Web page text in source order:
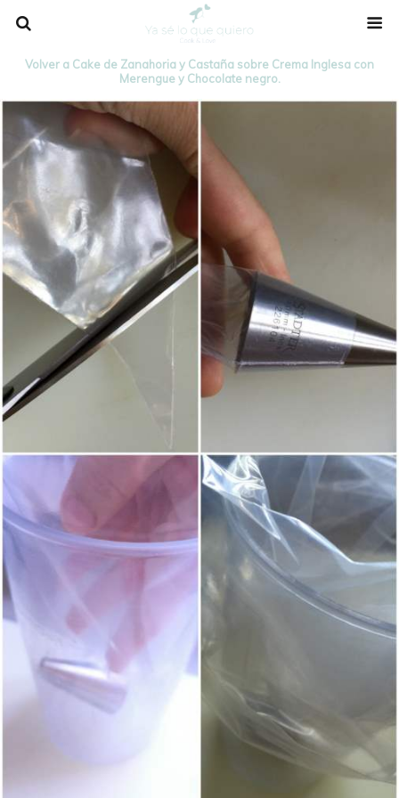
Volver a Cake de Zanahoria y Castaña sobre Crema Inglesa con
Merengue y Chocolate negro.